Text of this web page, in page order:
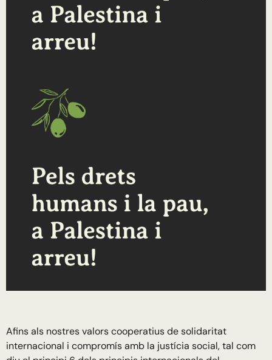
Afins als nostres valors cooperatius de solidaritat
internacional i compromís amb la justícia social, tal com